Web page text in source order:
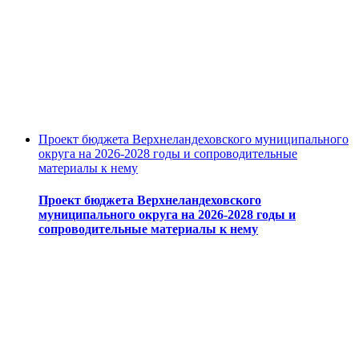
Проект бюджета Верхнеландеховского муниципального
округа на 2026-2028 годы и сопроводительные
материалы к нему
Проект бюджета Верхнеландеховского
муниципального округа на 2026-2028 годы и
сопроводительные материалы к нему